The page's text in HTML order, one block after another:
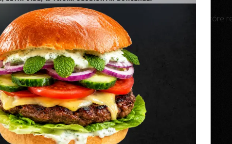
życia zwierząt hodowlanych. Dołączając do grona firm, które
przykładem.